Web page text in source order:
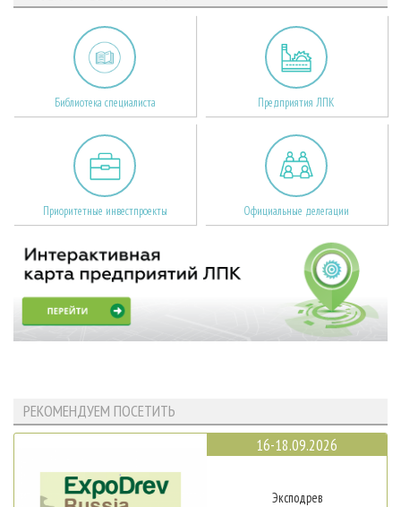
Библиотека специалиста Предприятия ЛПК
Приоритетные инвестпроекты Официальные делегации
РЕКОМЕНДУЕМ ПОСЕТИТЬ
16-18.09.2026
Эксподрев